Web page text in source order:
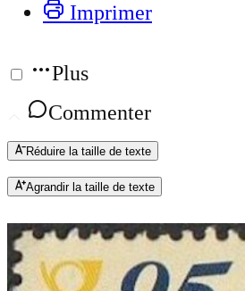
Imprimer
Plus
Commenter
Réduire la taille de texte
Agrandir la taille de texte